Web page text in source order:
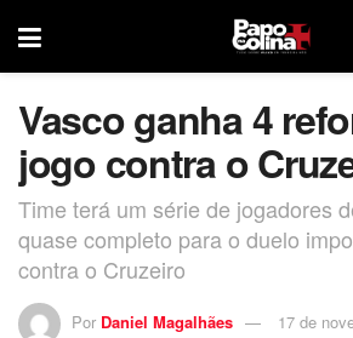
Vasco ganha 4
jogo contra o
Time terá um série de jogadores
quase completo para o duelo
contra o Cruzeiro
Por Daniel Magalhães 17 de